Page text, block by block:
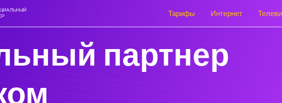
Тарифы Интернет
партнер